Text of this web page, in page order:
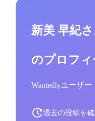
新美 早紀
のプロフ
Wantedlyユーザ
過去の投稿を